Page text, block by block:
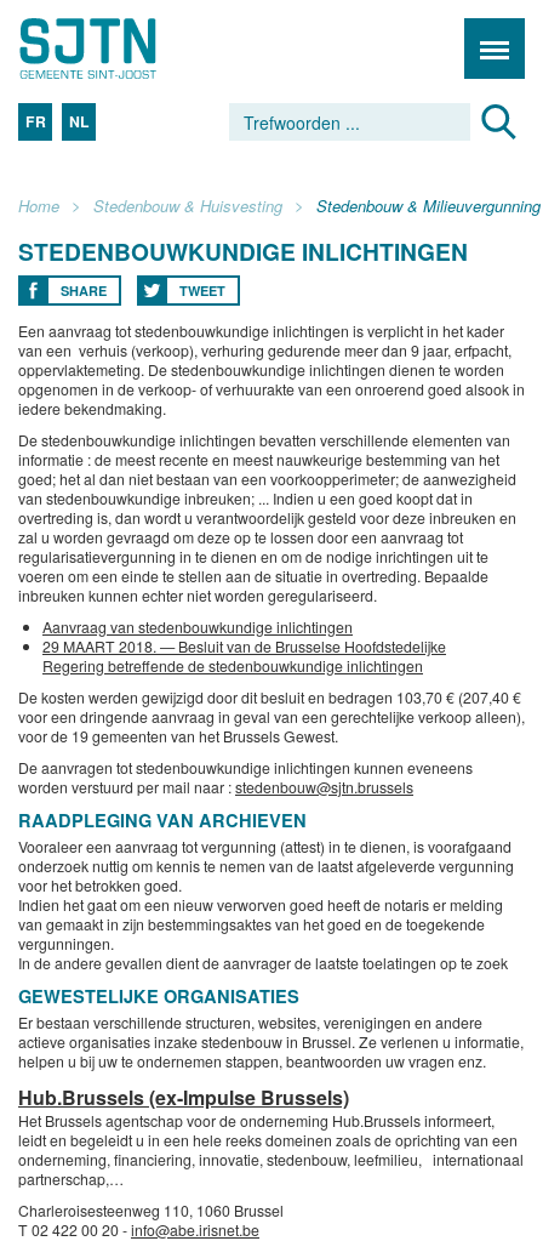
FR NL
Home Stedenbouw & Huisvesting Stedenbouw & Milieuvergunning
STEDENBOUWKUNDIGE INLICHTINGEN
SHARE TWEET
Een aanvraag tot stedenbouwkundige inlichtingen is verplicht in het kader
van een verhuis (verkoop), verhuring gedurende meer dan 9 jaar, erfpacht,
oppervlaktemeting. De stedenbouwkundige inlichtingen dienen te worden
opgenomen in de verkoop- of verhuurakte van een onroerend goed alsook in
iedere bekendmaking.
De stedenbouwkundige inlichtingen bevatten verschillende elementen van
informatie : de meest recente en meest nauwkeurige bestemming van het
goed; het al dan niet bestaan van een voorkoopperimeter; de aanwezigheid
van stedenbouwkundige inbreuken; ... Indien u een goed koopt dat in
overtreding is, dan wordt u verantwoordelijk gesteld voor deze inbreuken en
zal u worden gevraagd om deze op te lossen door een aanvraag tot
regularisatievergunning in te dienen en om de nodige inrichtingen uit te
voeren om een einde te stellen aan de situatie in overtreding. Bepaalde
inbreuken kunnen echter niet worden geregulariseerd.
Aanvraag van stedenbouwkundige inlichtingen
29 MAART 2018. — Besluit van de Brusselse Hoofdstedelijke
Regering betreffende de stedenbouwkundige inlichtingen
De kosten werden gewijzigd door dit besluit en bedragen 103,70 € (207,40 €
voor een dringende aanvraag in geval van een gerechtelijke verkoop alleen),
voor de 19 gemeenten van het Brussels Gewest.
De aanvragen tot stedenbouwkundige inlichtingen kunnen eveneens
worden verstuurd per mail naar :stedenbouw@sjtn.brussels
RAADPLEGING VAN ARCHIEVEN
Vooraleer een aanvraag tot vergunning (attest) in te dienen, is voorafgaand
onderzoek nuttig om kennis te nemen van de laatst afgeleverde vergunning
voor het betrokken goed.
Indien het gaat om een nieuw verworven goed heeft de notaris er melding
van gemaakt in zijn bestemmingsaktes van het goed en de toegekende
vergunningen.
In de andere gevallen dient de aanvrager de laatste toelatingen op te zoek
GEWESTELIJKE ORGANISATIES
Er bestaan verschillende structuren, websites, verenigingen en andere
actieve organisaties inzake stedenbouw in Brussel. Ze verlenen u informatie,
helpen u bij uw te ondernemen stappen, beantwoorden uw vragen enz.
Hub.Brussels (ex-Impulse Brussels)
Het Brussels agentschap voor de onderneming Hub.Brussels informeert,
leidt en begeleidt u in een hele reeks domeinen zoals de oprichting van een
onderneming, financiering, innovatie, stedenbouw, leefmilieu, internationaal
partnerschap,…
Charleroisesteenweg 110, 1060 Brussel
T 02 422 00 20 -info@abe.irisnet.be